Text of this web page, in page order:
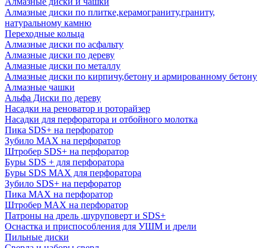
Алмазные диски по плитке,керамограниту,граниту,
натуральному камню
Переходные кольца
Алмазные диски по асфальту
Алмазные диски по дереву
Алмазные диски по металлу
Алмазные диски по кирпичу,бетону и армированному бетону
Алмазные чашки
Альфа Диски по дереву
Насадки на реноватор и роторайзер
Насадки для перфоратора и отбойного молотка
Пика SDS+ на перфоратор
Зубило MAX на перфоратор
Штробер SDS+ на перфоратор
Буры SDS + для перфоратора
Буры SDS MAX для перфоратора
Зубило SDS+ на перфоратор
Пика MAX на перфоратор
Штробер MAX на перфоратор
Патроны на дрель ,шуруповерт и SDS+
Оснастка и приспособления для УШМ и дрели
Пильные диски